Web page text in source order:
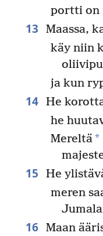
portti on
13
Maassa,
käy niin
ja kun
14 He
he
Mereltä*
15 He
meren
16 Maan